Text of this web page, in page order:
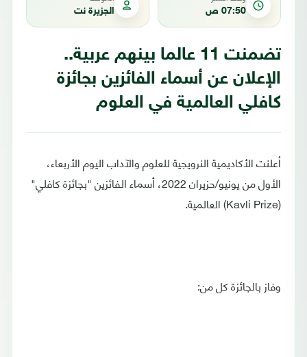
07:50 ص الجزيرة نت
تضمنت 11 عالما بينهم عربية..
الإعلان عن أسماء الفائزين بجائزة
كافلي العالمية في العلوم
أعلنت الأكاديمية النرويجية للعلوم والآداب اليوم الأربعاء،
الأول من يونيو/حزيران 2022، أسماء الفائزين "بجائزة كافلي"
(Kavli Prize) العالمية.
وفاز بالجائزة كل من: